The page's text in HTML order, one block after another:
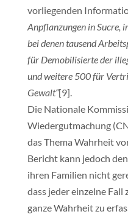
vorliegenden
Anpflanzungen in Sucre,
bei denen tausend
für Demobilisierte der
und weitere 500 für
Gewalt“[9].
Die Nationale
Wiedergutmachung
das Thema Wahrheit
Bericht kann jedoch
ihren Familien nicht
dass jeder einzelne Fall
ganze Wahrheit zu